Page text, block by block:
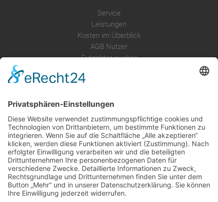
Service
Leistungen
Kosten im Überblick
AGB Nutzer
Gutachter suchen
Anfrage
Presse
Partner: Der DGuSV
als Gutachter eintragen
Infos für Suchende